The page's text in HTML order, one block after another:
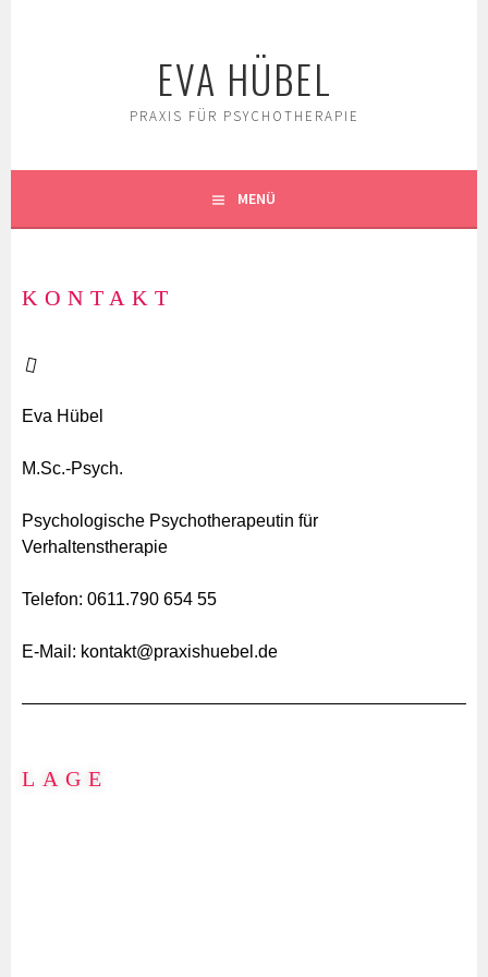
EVA HÜBEL
PRAXIS FÜR PSYCHOTHERAPIE
MENÜ
KONTAKT
Eva Hübel
M.Sc.-Psych.
Psychologische Psychotherapeutin für
Verhaltenstherapie
Telefon: 0611.790 654 55
E-Mail: kontakt@praxishuebel.de
LAGE